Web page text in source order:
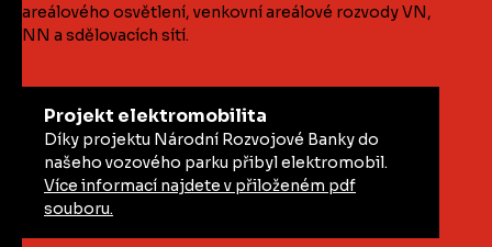
areálového osvětlení, venkovní areálové rozvody VN,
NN a sdělovacích sítí.
Projekt elektromobilita
Díky projektu Národní Rozvojové Banky do
našeho vozového parku přibyl elektromobil.
Více informací najdete v přiloženém pdf
souboru.